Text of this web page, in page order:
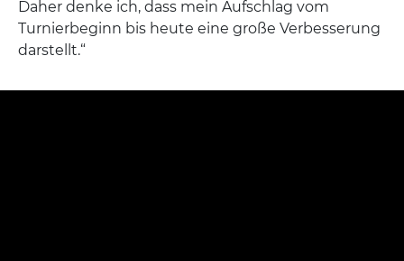
Daher denke ich, dass mein Aufschlag vom
Turnierbeginn bis heute eine große Verbesserung
darstellt.“